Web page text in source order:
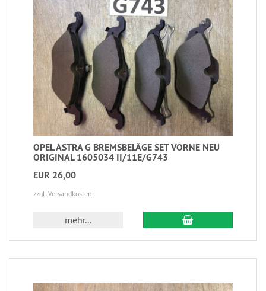
OPEL ASTRA G BREMSBELÄGE SET VORNE NEU
ORIGINAL 1605034 II/11E/G743
EUR 26,00
zzgl. Versandkosten
mehr...